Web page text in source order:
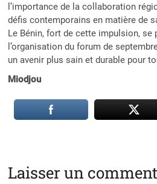
l’importance de la collaboration
défis contemporains en matière de
Le Bénin, fort de cette impulsion, se
l’organisation du forum de
un avenir plus sain et durable pour
Miodjou
Laisser un